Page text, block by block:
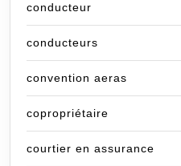
conducteur
conducteurs
convention aeras
copropriétaire
courtier en assurance